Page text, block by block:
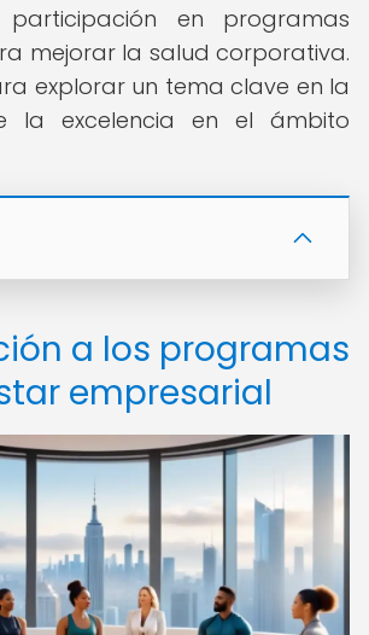
en programas
mejorar la salud corporativa.
explorar un tema clave en la
la excelencia en el ámbito
a los programas
empresarial